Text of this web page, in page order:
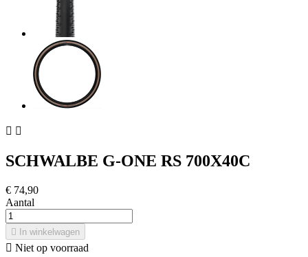
 
SCHWALBE G-ONE RS 700X40C
€ 74,90
Aantal
 In winkelwagen
 Niet op voorraad